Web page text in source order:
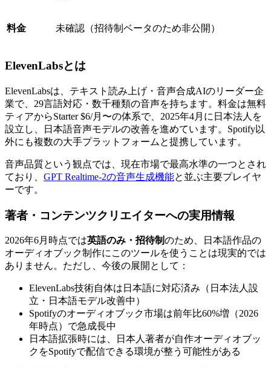
料金 未確認（招待制ベータのため非公開）
ElevenLabsとは
ElevenLabsは、テキスト読み上げ・音声合成AIのリーダー企
業で、29言語対応・数千種類の音声を持ちます。料金は無料
ティアからStarter $6/月〜の体系で、2025年4月に日本法人を
設立し、日本語音声モデルの改善を進めています。Spotify以
外にも複数の大手プラットフォームと提携しています。
音声品質という観点では、現在市場で最高水準の一つとされ
ており、 GPT Realtime-2の音声生成機能と並ぶ主要プレイヤ
ーです。
著者・コンテンツクリエイターへの実用情報
2026年6月時点では英語のみ・招待制のため、日本語作品の
オーディオブック制作にこのツールを使うことは現実的では
ありません。ただし、今後の展開として：
ElevenLabs技術自体は日本語に対応済み（日本法人設
立・日本語モデル改善中）
Spotifyのオーディオブック市場は前年比60%増（2026
年時点）で急成長中
日本語拡張時には、日本人著者が自作オーディオブッ
クをSpotifyで配信できる環境が整う可能性がある